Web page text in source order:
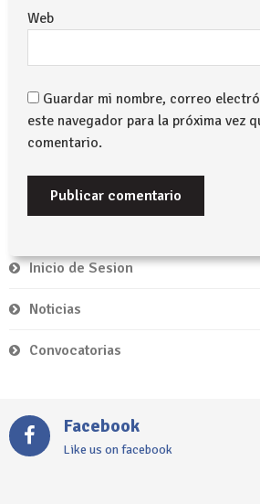
Web
Guardar mi nombre, correo
este navegador para la próxima vez
comentario.
Inicio de Sesion
Noticias
Convocatorias
Facebook
Like us on facebook